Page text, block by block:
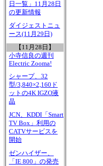
日一覧」11月28日
の更新情報
ダイジェストニュ
ース(11月29日)
【11月28日】
小寺信良の週刊
Electric Zooma!
シャープ、32
型/3,840×2,160ド
ットの4K IGZO液
晶
JCN、KDDI「Smart
TV Box」利用の
CATVサービスを
開始
ゼンハイザー、
「IE 800」の発売